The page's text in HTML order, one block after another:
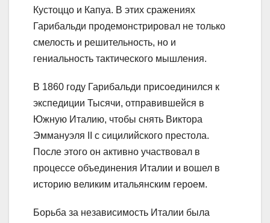
Кустоццо и Капуа. В этих сражениях
Гарибальди продемонстрировал не только
смелость и решительность, но и
гениальность тактического мышления.
В 1860 году Гарибальди присоединился к
экспедиции Тысячи, отправившейся в
Южную Италию, чтобы снять Виктора
Эммануэля II с сицилийского престола.
После этого он активно участвовал в
процессе объединения Италии и вошел в
историю великим итальянским героем.
Борьба за независимость Италии была